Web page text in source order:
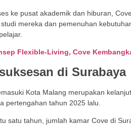
ke pusat akademik dan hiburan,
mereka dan pemenuhan
Flexible-Living, Cove
di Surabaya
Kota Malang merupakan
pertengahan tahun 2025 lalu.
satu tahun, jumlah kamar Cove di